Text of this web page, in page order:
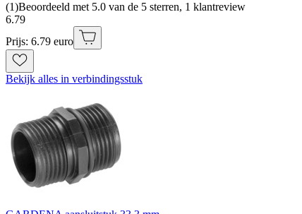
(1)Beoordeeld met 5.0 van de 5 sterren, 1 klantreview
6.79
Prijs: 6.79 euro
Bekijk alles in verbindingsstuk